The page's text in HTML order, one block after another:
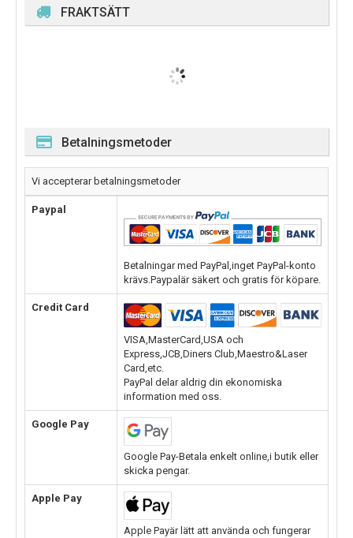
FRAKTSÄTT
Betalningsmetoder
Vi accepterar betalningsmetoder
Paypal
Betalningar med PayPal,inget PayPal-konto
krävs.Paypalär säkert och gratis för köpare.
Credit Card
VISA,MasterCard,USA och
Express,JCB,Diners Club,Maestro&Laser
Card,etc.
PayPal delar aldrig din ekonomiska
information med oss.
Google Pay
Google Pay-Betala enkelt online,i butik eller
skicka pengar.
Apple Pay
Apple Payär lätt att använda och fungerar